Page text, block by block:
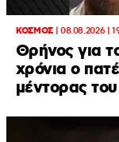
ΚΟΣΜΟΣ| 08.08.2026 |
Θρήνος για
χρόνια ο
μέντορας